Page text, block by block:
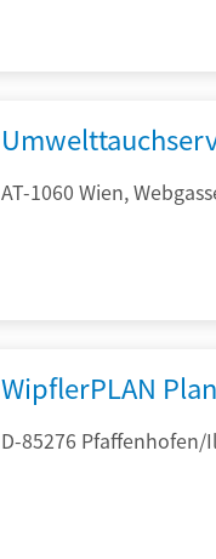
AT-1060 Wien,
WipflerPLAN
D-85276